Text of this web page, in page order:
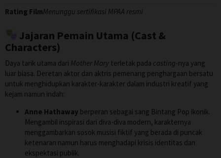
Rating FilmMenunggu sertifikasi MPAA resmi
Jajaran Pemain Utama (Cast &
Characters)
Daya tarik utama dari Mother Mary terletak pada casting-nya yang
luar biasa. Deretan aktor dan aktris pemenang penghargaan bersatu
untuk menghidupkan karakter-karakter dalam industri kreatif yang
kejam namun indah:
Anne Hathaway berperan sebagai sang Bintang Pop ikonik.
Mengambil inspirasi dari diva-diva modern, karakternya
menggambarkan sosok musisi fiktif yang berada di puncak
ketenaran namun harus menghadapi krisis identitas dan
ekspektasi publik.